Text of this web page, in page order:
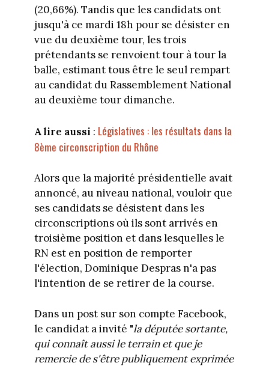
(20,66%). Tandis que les candidats ont
jusqu'à ce mardi 18h pour se désister en
vue du deuxième tour, les trois
prétendants se renvoient tour à tour la
balle, estimant tous être le seul rempart
au candidat du Rassemblement National
au deuxième tour dimanche.
A lire aussi : Législatives : les résultats dans la
8ème circonscription du Rhône
Alors que la majorité présidentielle avait
annoncé, au niveau national, vouloir que
ses candidats se désistent dans les
circonscriptions où ils sont arrivés en
troisième position et dans lesquelles le
RN est en position de remporter
l'élection, Dominique Despras n'a pas
l'intention de se retirer de la course.
Dans un post sur son compte Facebook,
le candidat a invité "la députée sortante,
qui connaît aussi le terrain et que je
remercie de s'être publiquement exprimée